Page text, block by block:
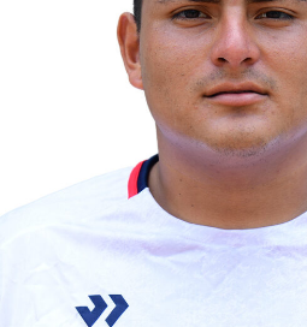
Documentos